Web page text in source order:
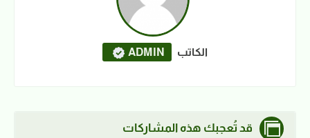
الكاتب ADMIN
قد تُعجبك هذه المشاركات